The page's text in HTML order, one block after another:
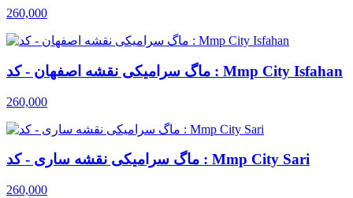
260,000
ماگ سرامیکی نقشه اصفهان - کد : Mmp City Isfahan
260,000
ماگ سرامیکی نقشه ساری - کد : Mmp City Sari
260,000